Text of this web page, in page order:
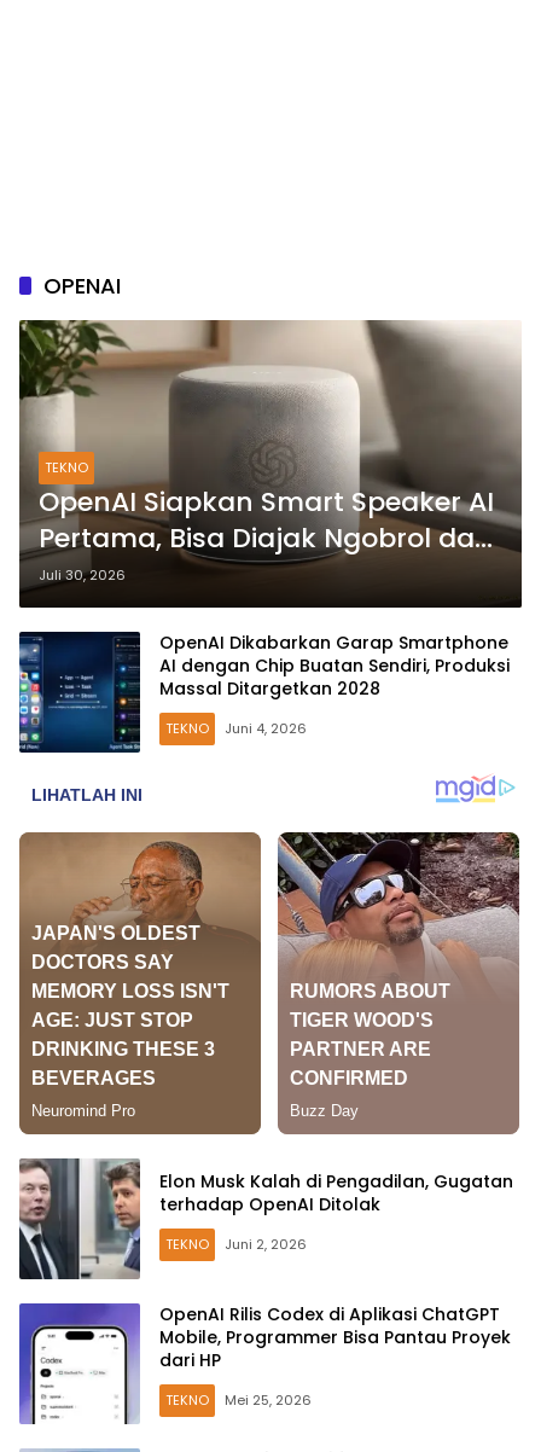
OPENAI
TEKNO
OpenAI Siapkan Smart Speaker AI
Pertama, Bisa Diajak Ngobrol dan
Kendalikan Rumah Pintar
Juli 30, 2026
OpenAI Dikabarkan Garap Smartphone
AI dengan Chip Buatan Sendiri, Produksi
Massal Ditargetkan 2028
TEKNO Juni 4, 2026
Elon Musk Kalah di Pengadilan, Gugatan
terhadap OpenAI Ditolak
TEKNO Juni 2, 2026
OpenAI Rilis Codex di Aplikasi ChatGPT
Mobile, Programmer Bisa Pantau Proyek
dari HP
TEKNO Mei 25, 2026